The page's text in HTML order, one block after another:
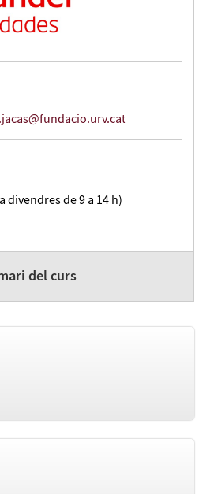
divendres de 9 a 14 h)
del curs